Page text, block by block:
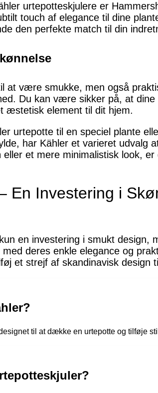
urtepotteskjulere er
touch af elegance til dine
den perfekte match til din
at være smukke, men også
Du kan være sikker på, at
æstetisk element til dit hjem.
urtepotte til en speciel plante
har Kähler et varieret udvalg
et mere minimalistisk look,
En Investering i
en investering i smukt design,
deres enkle elegance og
et strejf af skandinavisk design
til at dække en urtepotte og tilføje